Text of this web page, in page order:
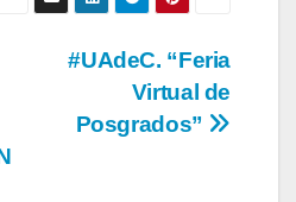
#UAdeC. “Feria
Virtual de
Posgrados”